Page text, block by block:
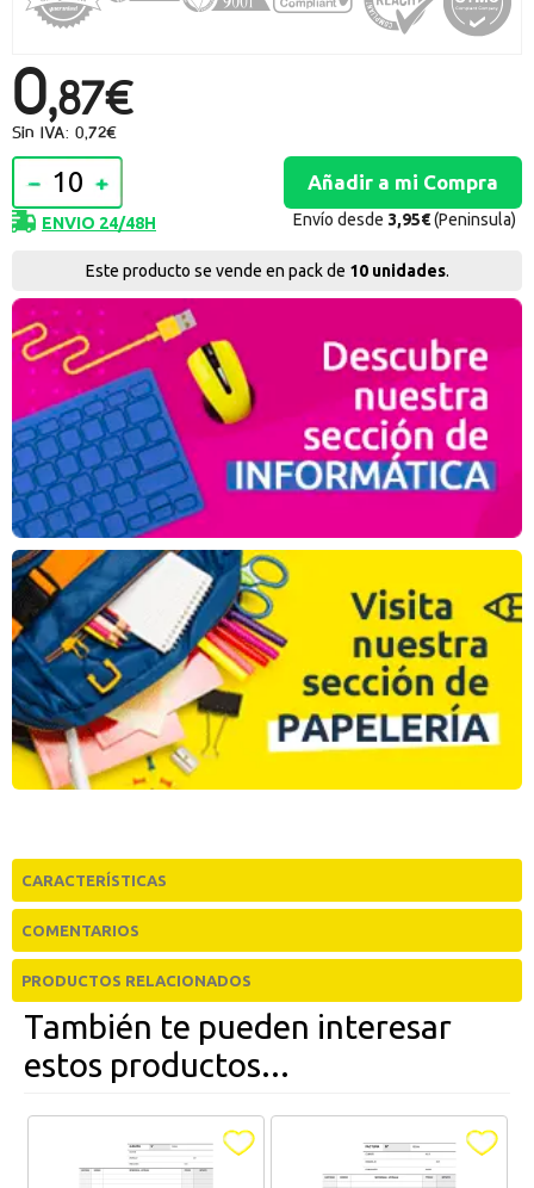
Recibe nuestras promociones y ofertas suscribiéndote a nuestro
Accede a descuentos exclusivos y ofertas en toda la gama de
consumibles e informática.
registro distribuidor
0,87€
Sin IVA: 0,72€
ENVIO 24/48H Envío desde 3,95€(Peninsula)
Este producto se vende en pack de 10 unidades.
CARACTERÍSTICAS
COMENTARIOS
COMENTARIOS:
0 Comentario(s) -Escribe un Comentario
Aún no hay comentarios, ¿quieres ser el primero
PRODUCTOS RELACIONADOS
También te pueden interesar
estos productos...